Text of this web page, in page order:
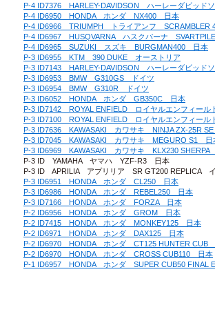
P-4 ID7376　HARLEY-DAVIDSON　ハーレーダビッド
P-4 ID6950　HONDA　ホンダ　NX400　日本
P-4 ID6966　TRIUMPH　トライアンフ　SCRAMBLER
P-4 ID6967　HUSQVARNA　ハスクバーナ　
P-4 ID6965　SUZUKI　スズキ　BURGMAN400　日本
P-3 ID6955　KTM　390 DUKE　オーストリア
P-3 ID7143　HARLEY-DAVIDSON　ハーレーダビッド
P-3 ID6953　BMW　G310GS　ドイツ
P-3 ID6954　BMW　G310R　ドイツ
P-3 ID6052　HONDA　ホンダ　GB350C　日本
P-3 ID7142　ROYAL ENFIELD　ロイヤルエンフィール
P-3 ID7100　ROYAL ENFIELD　ロイヤルエンフィール
P-3 ID7636　KAWASAKI　カワサキ　NINJA ZX-25R
P-3 ID7045　KAWASAKI　カワサキ　MEGURO S1　日
P-3 ID6969　KAWASAKI　カワサキ　KLX230 SHERPA
P-3 ID　YAMAHA　ヤマハ　YZF-R3　日本
P-3 ID　APRILIA　アプリリア　SR GT200 REPLICA　
P-3 ID6951　HONDA　ホンダ　CL250　日本
P-3 ID6986　HONDA　ホンダ　REBEL250　日本
P-3 ID7166　HONDA　ホンダ　FORZA　日本
P-2 ID6956　HONDA　ホンダ　GROM　日本
P-2 ID7415　HONDA　ホンダ　MONKEY125　日本
P-2 ID6971　HONDA　ホンダ　DAX125　日本
P-2 ID6970　HONDA　ホンダ　CT125 HUNTER CUB
P-2 ID6970　HONDA　ホンダ　CROSS CUB110　日本
P-1 ID6957　HONDA　ホンダ　SUPER CUB50 FINAL